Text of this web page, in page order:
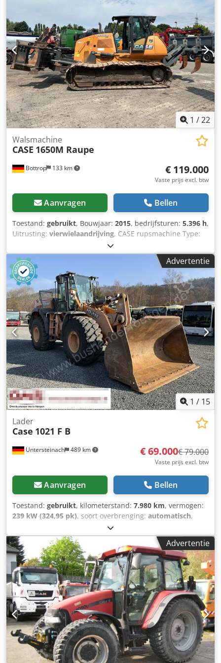
Urenstand: 6348 Versnellingsbak: Volautomatische
powershift 19+6 Dieseltank: 1 Tankinhoud: 400 L Radio: ?
Luchtgeveerde stoel: ? Schijfrem: Natrem Bandenmaat:
600/65R25 + 650/75R38 - 520/70R34 Profiel % over: 60%
90% - 40% Gereedschapskist: ? Hydraulisch systeem: ?
Fabrikant vat: Samson Tankinhoud: 8000 L Hogedrukpomp:
2 x HPP Hogedrukcapaciteit: 122 l/min - 130 bar
Vacuümpomp: Samson Afstandsbediening: ?
1 /22
Bottrop 133 km
Walsmachine
CASE 1650M Raupe
€ 119.000
Vaste prijs excl. btw
Aanvragen Bellen
Toestand: gebruikt, Bouwjaar: 2015, bedrijfsturen: 5.396 h,
Uitrusting: vierwielaandrijving, CASE rupsmachine Type:
1650M Leeggewicht: 19.200 kg Vermogen: 122 kW
Bedrijfsuren: 5.396 Uitrusting: - Stoelverwarming -
Airconditioning Dkedpfozhyrmsx Af Ujr - Radio - Achterop
ripper met 3 tanden - Voorste cabinebeschermingen en
roosters - Schuifblad (hydraulisch opklapbaar) Wij
ondersteunen u graag ook op het gebied van
financiering/leasing met onze partners. Alle gegevens
zonder garantie. Wijzigingen en tussentijdse verkoop
voorbehouden.
Advertentie
1 / 15
Untersteinach 489 km
Lader
Case 1021 F B
€ 69.000€ 79.000
Vaste prijs excl. btw
Aanvragen Bellen
Toestand: gebruikt, kilometerstand: 7.980 km, vermogen:
239 kW (324,95 pk), soort overbrenging: automatisch,
geel
01/2013, Bouwjaar:2013, Uitrusting:airconditioning, =
Verdere opties en accessoires = - Airconditioning - Radio -
Stuurbekrachtiging - Zonneklep = Opmerkingen =
+++Gewicht: 24.000 kg Km/h+++ +++4x4+++ +++Banden
26,5xR25 90%+++ +++Werklampen+++
+++Trillingsdemper+++ +++Differentieelslot vooras+++
+++Schop 3,6 m³+++ +++Weegschaal+++ - Algemeen: -
Motor: Case - Transmissie: Automaat - Totaal aantal
zitplaatsen: 1 - Veiligheid: - Achteruitrijcamera -
Passagiersruimte: - Airconditioning - Ventilatienozzles -
Exterieur: - Stuurbekrachtiging - Zonneklep -
Bestuurdersdeur - Audio, communicatie, elektronica: -
Radio - Overig: Afmetingen voertuig: Lengte 8,95 m;
Advertentie